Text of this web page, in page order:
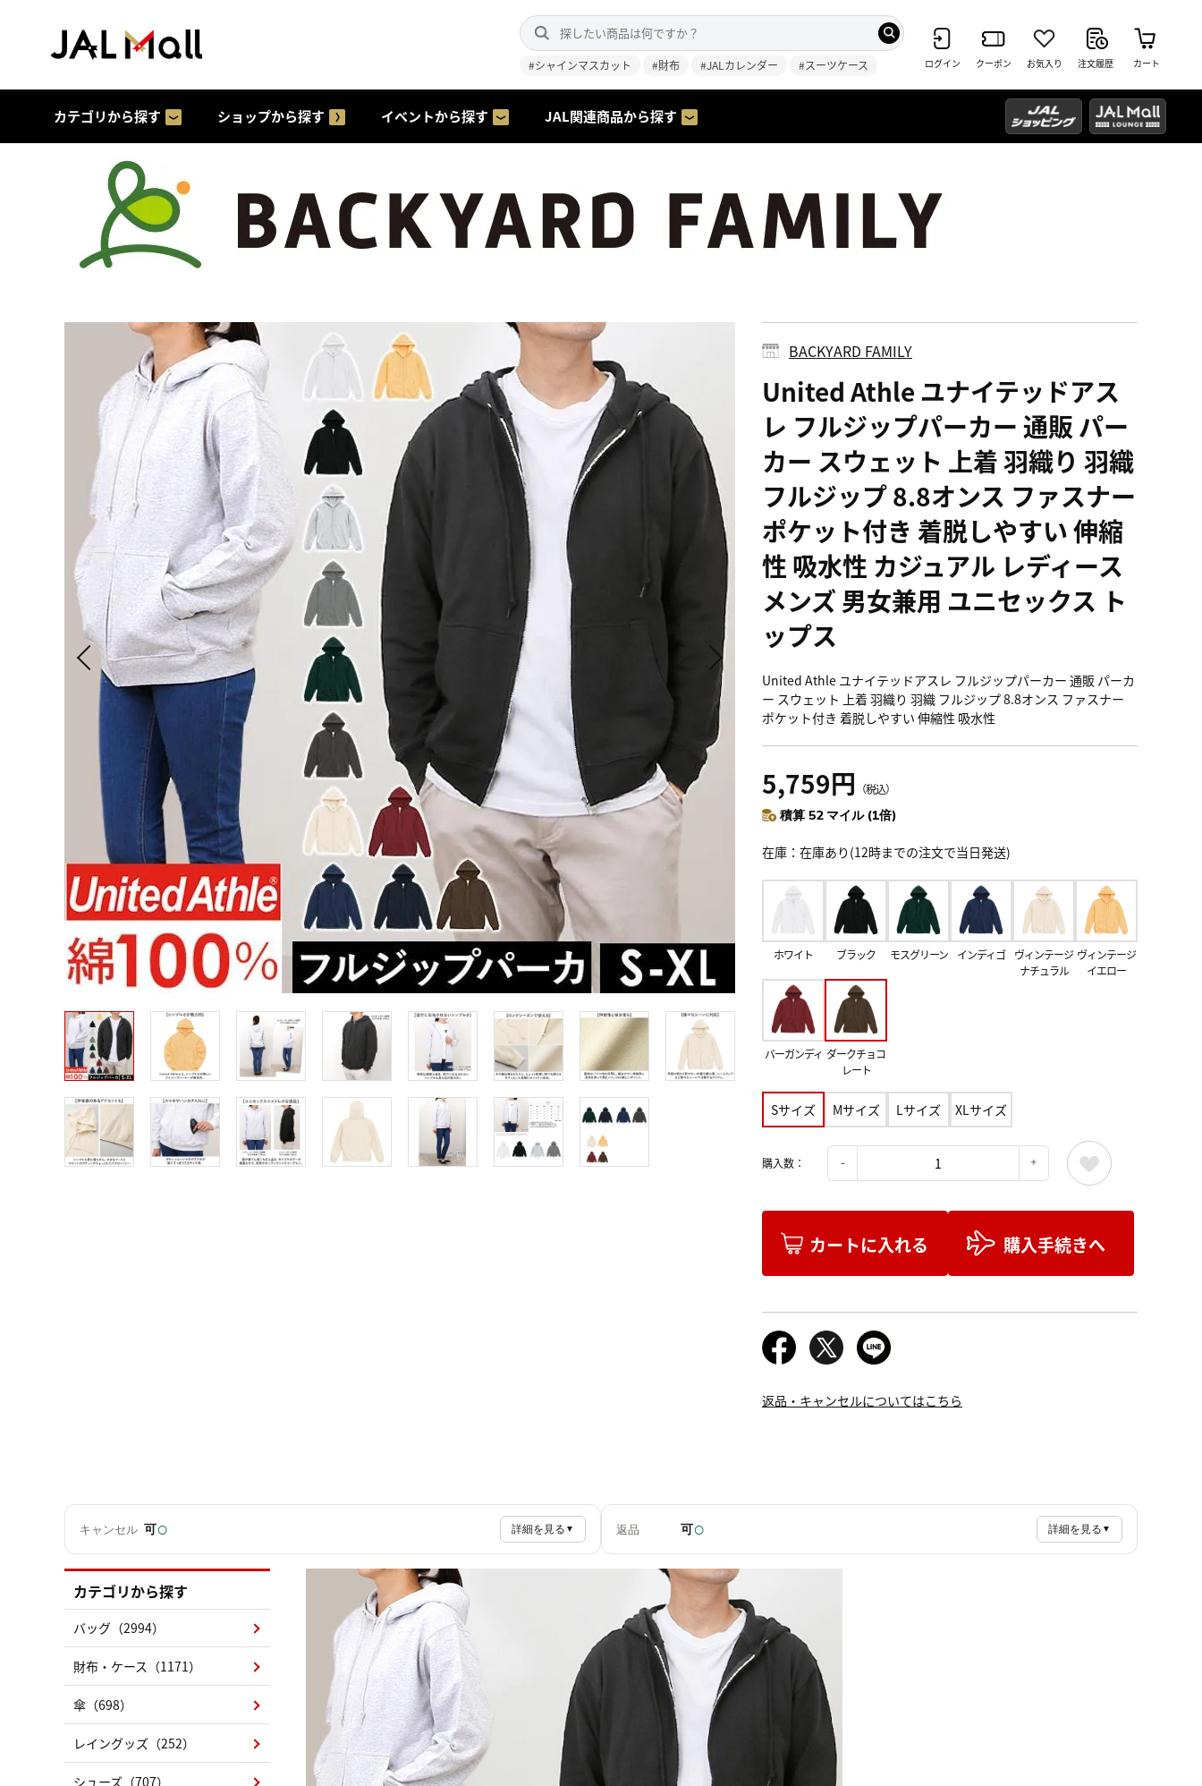
#シャインマスカット #財布 #JALカレンダー #スーツケース ログイン クーポン お気入り 注文履歴 カート
カテゴリから探す ショップから探す イベントから探す JAL関連商品から探す
BACKYARD FAMILY
United Athle ユナイテッドアス
レ フルジップパーカー 通販 パー
カー スウェット 上着 羽織り 羽織
フルジップ 8.8オンス ファスナー
ポケット付き 着脱しやすい 伸縮
性 吸水性 カジュアル レディース
メンズ 男女兼用 ユニセックス ト
ップス
United Athle ユナイテッドアスレ フルジップパーカー 通販 パーカ
ー スウェット 上着 羽織り 羽織 フルジップ 8.8オンス ファスナー
ポケット付き 着脱しやすい 伸縮性 吸水性
5,759円 （税込）
積算 52 マイル (1倍)
在庫 在庫あり(12時までの注文で当日発送)
ホワイト ブラック モスグリーン インディゴ
ヴィンテージ
ナチュラル
ヴィンテージ
イエロー
バーガンディ ダークチョコ
レート
Sサイズ Mサイズ Lサイズ XLサイズ
購入数：
カートに入れる 購入手続きへ
返品・キャンセルについてはこちら
キャンセル 可○ 詳細を見る ▼ 返品 可○ 詳細を見る ▼
カテゴリから探す
バッグ（2994）
財布・ケース（1171）
傘（698）
レイングッズ（252）
シューズ（707）